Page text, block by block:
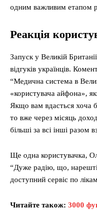
одним важливим етапом
Реакція
Запуск у Великій
відгуків українців.
“Медична система в
«користувача айфона»,
Якщо вам вдасться хоча
то вже через місяць
більші за всі інші разом
Ще одна користувачка,
“Дуже радію, що,
доступний сервіс по
Читайте також: 3000